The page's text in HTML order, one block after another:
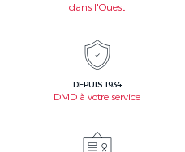
dans l'Ouest
DEPUIS 1934
DMD à votre service